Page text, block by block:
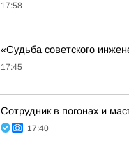
17:58
«Судьба советского
17:45
Сотрудник в погонах и
17:40